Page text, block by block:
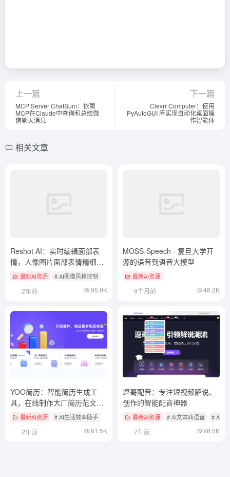
上一篇
MCP Server ChatSum：依赖
MCP在Claude中查询和总结微
信聊天消息
下一篇
Clevrr Computer：使用
PyAutoGUI 库实现自动化桌面操
作智能体
相关文章
Reshot AI：实时编辑面部表
情，人像图片面部表情精细控
制 最新AI资源 # AI图像风格控制
2年前 95.9K
MOSS-Speech - 复旦大学开
源的语音到语音大模型
最新AI资源
9个月前 46.2K
YOO简历：智能简历生成工
具，在线制作大厂简历范文，
提升求职成功率
最新AI资源 # AI生活效率助手
2年前 81.5K
逗哥配音：专注短视频解说、
创作的智能配音神器
最新AI资源 # AI文本转语音 # AI音
2年前 98.5K